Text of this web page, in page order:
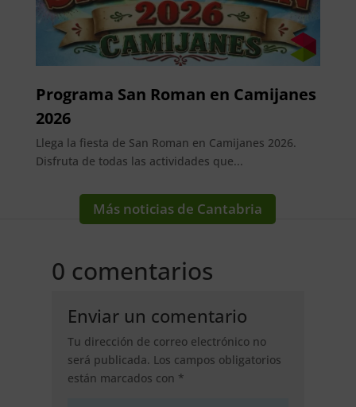
Programa San Roman en Camijanes
2026
Llega la fiesta de San Roman en Camijanes 2026.
Disfruta de todas las actividades que...
Más noticias de Cantabria
0 comentarios
Enviar un comentario
Tu dirección de correo electrónico no
será publicada. Los campos obligatorios
están marcados con *